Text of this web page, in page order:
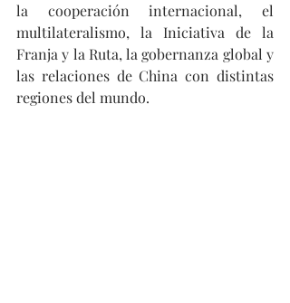
la cooperación internacional, el
multilateralismo, la Iniciativa de la
Franja y la Ruta, la gobernanza global y
las relaciones de China con distintas
regiones del mundo.